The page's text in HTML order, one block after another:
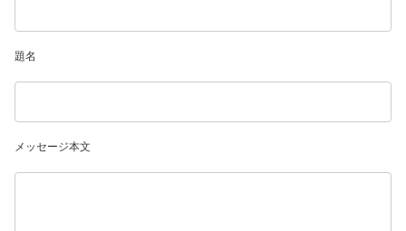
題名
メッセージ本文